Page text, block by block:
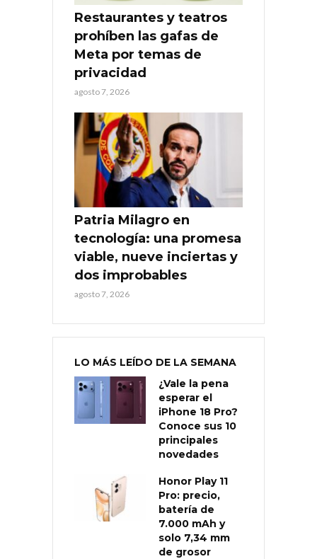
Restaurantes y teatros
prohíben las gafas de
Meta por temas de
privacidad
agosto 7, 2026
Patria Milagro en
tecnología: una promesa
viable, nueve inciertas y
dos improbables
agosto 7, 2026
LO MÁS LEÍDO DE LA SEMANA
¿Vale la pena
esperar el
iPhone 18 Pro?
Conoce sus 10
principales
novedades
Honor Play 11
Pro: precio,
batería de
7.000 mAh y
solo 7,34 mm
de grosor